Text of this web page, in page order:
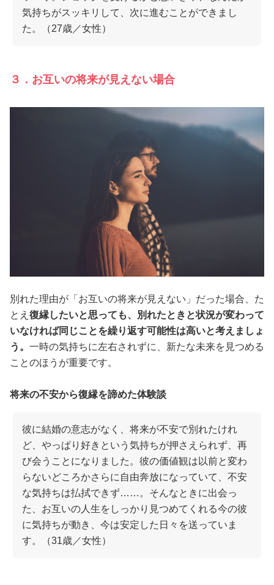
気持ちがスッキリして、次に進むことができまし
た。（27歳／女性）
３．お互いの将来が見えない場合
別れた理由が「お互いの将来が見えない」だった場合、た
とえ 復縁したいと思っても、別れたときと状況が変わって
いなければ同じことを繰り返す可能性は高いと考えましょ
う。 一時の気持ちに左右されずに、新たな未来を見つめる
ことのほうが重要です。
将来の不安から復縁を諦めた体験談
彼に結婚の意志がなく、将来が不安で別れたけれ
ど、やっぱり好きという気持ちが押さえられず、再
び会うことになりました。彼の価値観は以前と変わ
らないどころかさらに自由奔放になっていて、不安
な気持ちは払拭できず……。そんなときに出会っ
た、お互いの人生をしっかり見つめてくれる今の彼
に気持ちが動き、今は安定した日々を送っていま
す。（31歳／女性）